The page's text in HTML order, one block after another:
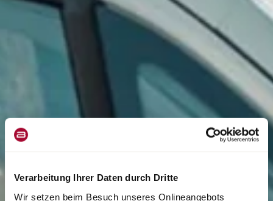
Verarbeitung Ihrer Daten durch Dritte
Wir setzen beim Besuch unseres Onlineangebots